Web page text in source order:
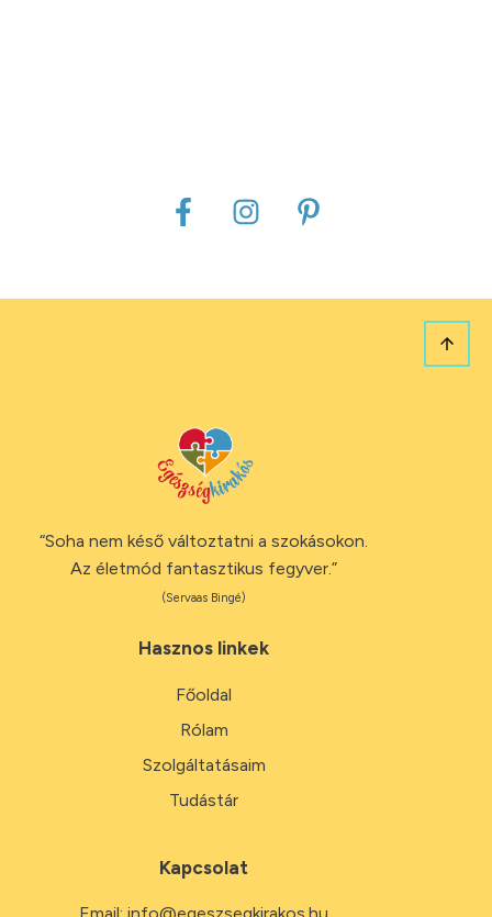
“Soha nem késő változtatni a szokásokon.
Az életmód fantasztikus fegyver.”
(Servaas Bingé)
Hasznos linkek
Főoldal
Rólam
Szolgáltatásaim
Tudástár
Kapcsolat